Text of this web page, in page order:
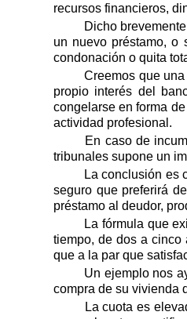
recursos financieros,
Dicho
un nuevo préstamo, o
condonación o quita
Creemos que
propio interés del
congelarse en forma
actividad profesional.
En caso de
tribunales supone un
La conclusión es
seguro que preferirá
préstamo al deudor,
La fórmula que
tiempo, de dos a cinco
que a la par que
Un ejemplo nos
compra de su vivienda
La cuota es